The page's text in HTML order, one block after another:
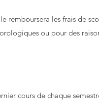
remboursera les frais de
ou pour des
cours de chaque